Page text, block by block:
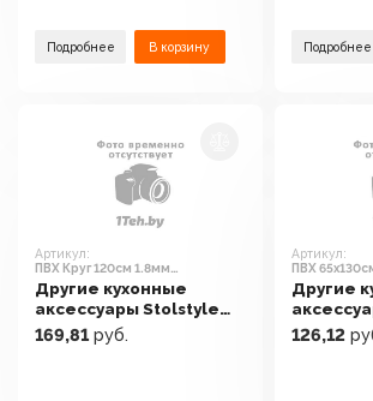
Подробнее В корзину Подробнее
Артикул:
ПВХ Круг 120см 1.8мм
(рифленый)
Другие кухонные
аксессуары Stolstyle
ПВХ Круг 120см 1.8мм
(рифленый)
169,81 руб.
Артикул:
ПВХ
Другие
ПВХ
126,12